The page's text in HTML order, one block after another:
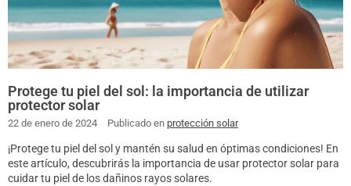
Protege tu piel del sol: la importancia de utilizar
protector solar
22 de enero de 2024 Publicado en protección solar
¡Protege tu piel del sol y mantén su salud en óptimas condiciones! En
este artículo, descubrirás la importancia de usar protector solar para
cuidar tu piel de los dañinos rayos solares.